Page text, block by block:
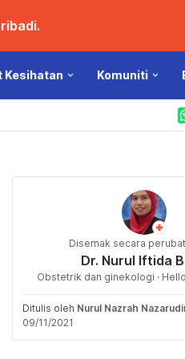
Kesihatan Komuniti
Disemak secara
Dr. Nurul Iftida
Obstetrik dan ginekologi ·
Ditulis oleh Nurul Nazrah
09/11/2021